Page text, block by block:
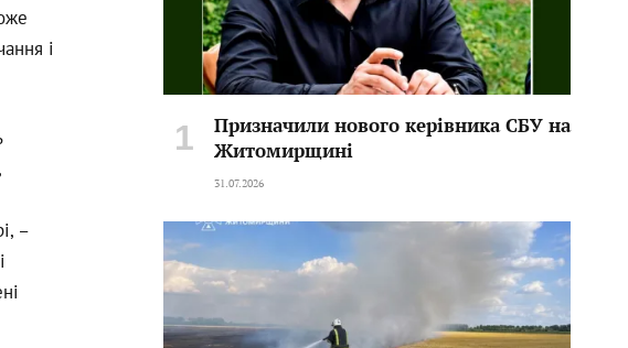
і
–
Призначили нового керівника СБУ на
Житомирщині
31.07.2026